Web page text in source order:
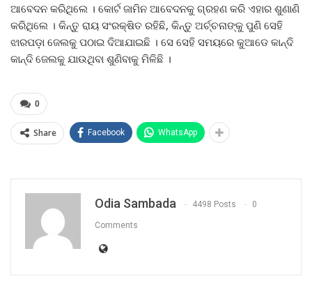
ଆବେଦନ କରିଥିଲେ । କୋର୍ଟ ଜାମିନ ଆବେଦନକୁ ଗ୍ରହଣ କରି ଏହାର ଶୁଣାଣି
କରିଥିଲେ । କିନ୍ତୁ ରାୟ ସଂରକ୍ଷିତ ରହିଛି, କିନ୍ତୁ ଅର୍ଚ୍ଚନାଙ୍କୁ ପୁଣି ସେହି
ଝାରପଡ଼ା ଜେଲକୁ ପଠାଇ ଦିଆଯାଇଛି । ସେ ସେହି ସମୟରେ କୁଆଡେ କାନ୍ଦି
କାନ୍ଦି ଜେଲକୁ ଯାଉଥିବା ଶୁଣିବାକୁ ମିଳିଛି ।
0
Share Facebook WhatsApp
Odia Sambada 4498 Posts 0
Comments